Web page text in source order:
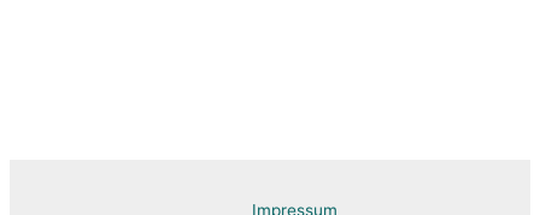
Impressum